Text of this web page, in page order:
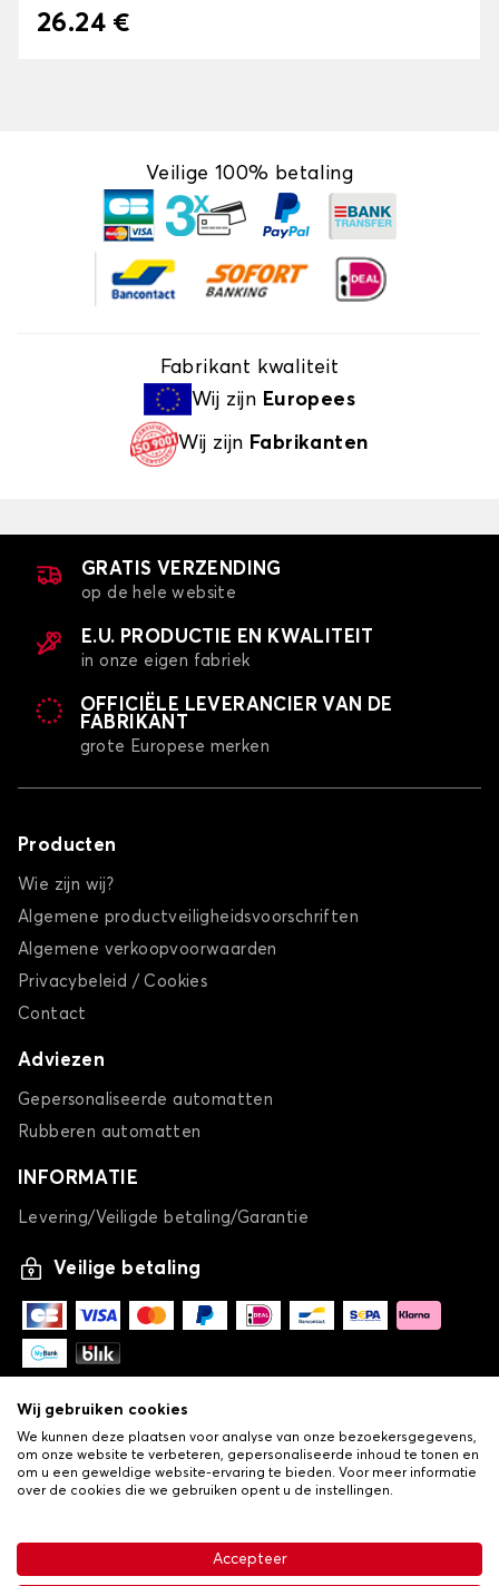
26.24 €
Veilige 100% betaling
Fabrikant kwaliteit
Wij zijn Europees
Wij zijn Fabrikanten
GRATIS VERZENDING
op de hele website
E.U. PRODUCTIE EN KWALITEIT
in onze eigen fabriek
OFFICIËLE LEVERANCIER VAN DE
FABRIKANT
grote Europese merken
Producten
Wie zijn wij?
Algemene productveiligheidsvoorschriften
Algemene verkoopvoorwaarden
Privacybeleid / Cookies
Contact
Adviezen
Gepersonaliseerde automatten
Rubberen automatten
INFORMATIE
Levering/Veiligde betaling/Garantie
Veilige betaling
Algemene verkoopvoorwaarden•Privacy- en cookiebeleid
•Livraison
Wij gebruiken cookies
We kunnen deze plaatsen voor analyse van onze bezoekersgegevens,
om onze website te verbeteren, gepersonaliseerde inhoud te tonen en
om u een geweldige website-ervaring te bieden. Voor meer informatie
over de cookies die we gebruiken opent u de instellingen.
Accepteer